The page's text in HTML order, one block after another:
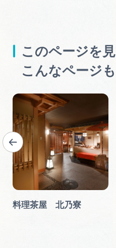
このページを
こんなページ
料理茶屋 北乃寮